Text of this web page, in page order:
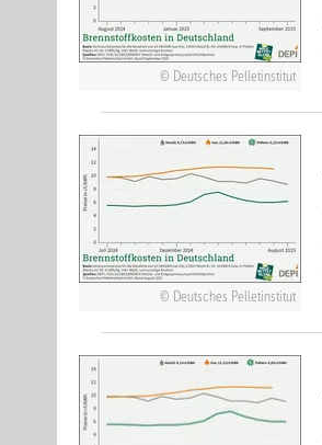
Deutsches Pelletinstitut
Deutsches Pelletinstitut